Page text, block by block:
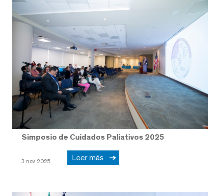
Simposio de Cuidados Paliativos 2025
3 nov 2025 Leer más